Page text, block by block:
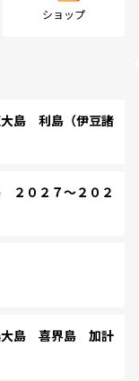
ショップ
島 利島（伊豆諸
０２７～２０２
島 喜界島 加計